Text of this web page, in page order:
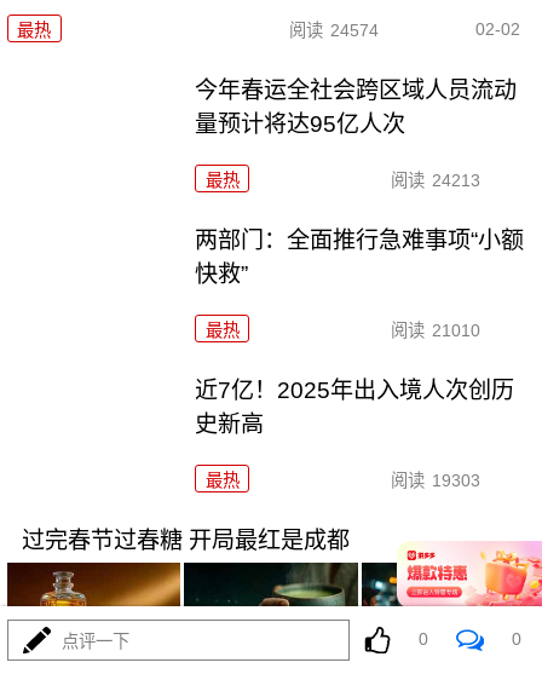
最热 阅读 24574 02-02
今年春运全社会跨区域人员流动
量预计将达95亿人次
最热 阅读 24213
两部门：全面推行急难事项“小额
快救”
最热 阅读 21010
近7亿！2025年出入境人次创历
史新高
最热 阅读 19303
过完春节过春糖 开局最红是成都
点评一下 0 0